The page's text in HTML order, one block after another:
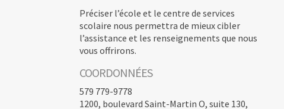
Préciser l’école et le centre de services
scolaire nous permettra de mieux cibler
l’assistance et les renseignements que nous
vous offrirons.
COORDONNÉES
579 779-9778
1200, boulevard Saint-Martin O, suite 130,